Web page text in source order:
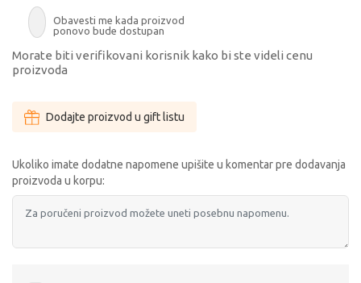
Obavesti me kada proizvod
ponovo bude dostupan
Morate biti verifikovani korisnik kako bi ste videli cenu
proizvoda
Dodajte proizvod u gift listu
Ukoliko imate dodatne napomene upišite u komentar pre dodavanja
proizvoda u korpu: